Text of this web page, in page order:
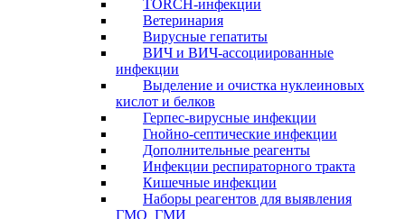
TORCH-инфекции
Ветеринария
Вирусные гепатиты
ВИЧ и ВИЧ-ассоциированные
инфекции
Выделение и очистка нуклеиновых
кислот и белков
Герпес-вирусные инфекции
Гнойно-септические инфекции
Дополнительные реагенты
Инфекции респираторного тракта
Кишечные инфекции
Наборы реагентов для выявления
ГМО_ГМИ